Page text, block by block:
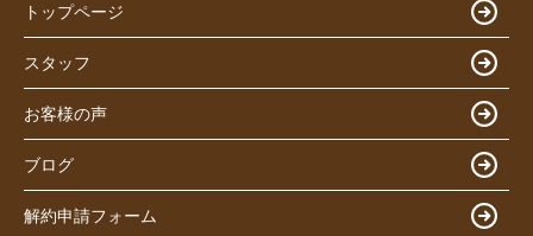
トップページ
スタッフ
お客様の声
ブログ
解約申請フォーム